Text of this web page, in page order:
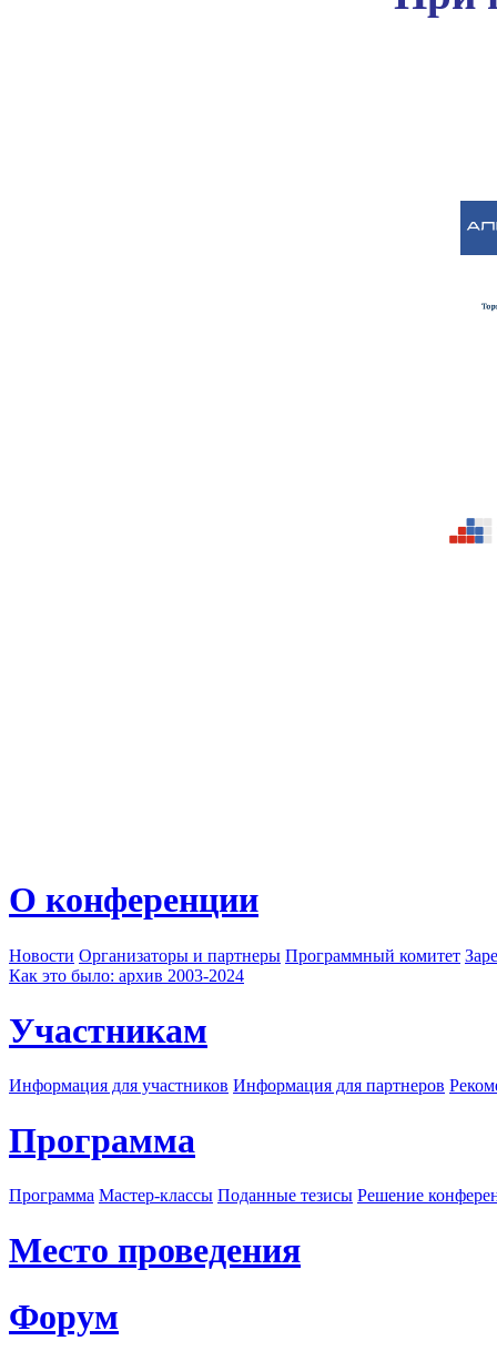
О конференции
Новости Организаторы и партнеры Программный комитет
Как это было: архив 2003-2024
Участникам
Информация для участников Информация для партнеров
Программа
Программа Мастер-классы Поданные тезисы Решение
Место проведения
Форум